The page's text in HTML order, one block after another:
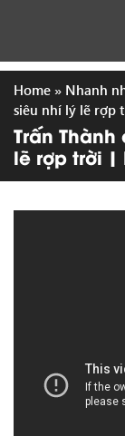
Home » Nhanh
siêu nhí lý lẽ rợp
Trấn
lẽ rợp trời |